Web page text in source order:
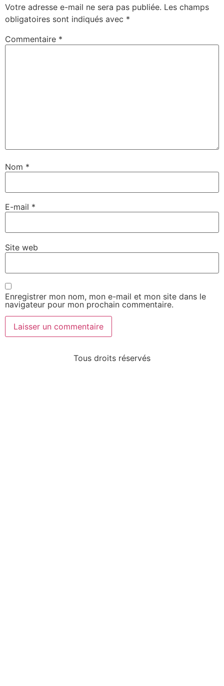
Votre adresse e-mail ne sera pas publiée. Les champs
obligatoires sont indiqués avec *
Commentaire *
Nom *
E-mail *
Site web
Enregistrer mon nom, mon e-mail et mon site dans le
navigateur pour mon prochain commentaire.
Tous droits réservés